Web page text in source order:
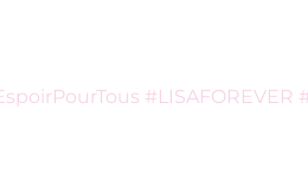
#LISAFOREVER